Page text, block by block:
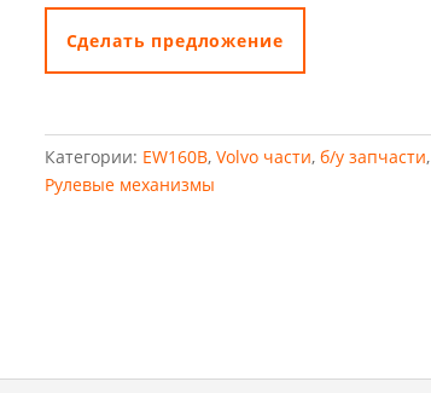
насос
Danfoss
OSPD
Cделать предложение
Категории: EW160B, Volvo части, б/у запчасти,
Рулевые механизмы